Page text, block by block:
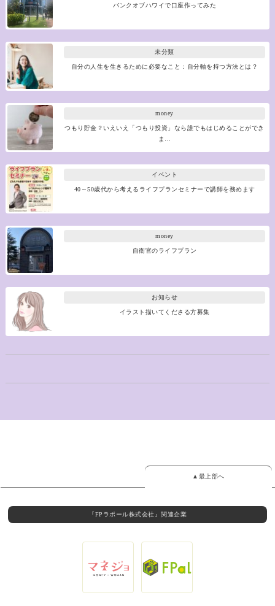
バンクオブハワイで口座作ってみた
未分類
自分の人生を生きるために必要なこと：自分軸を持つ方法とは？
money
つもり貯金？いえいえ「つもり投資」なら誰でもはじめることができ
ま…
イベント
40～50歳代から考えるライフプランセミナーで講師を務めます
money
自衛官のライフプラン
お知らせ
イラスト描いてくださる方募集
▲最上部へ
『FPラポール株式会社』関連企業